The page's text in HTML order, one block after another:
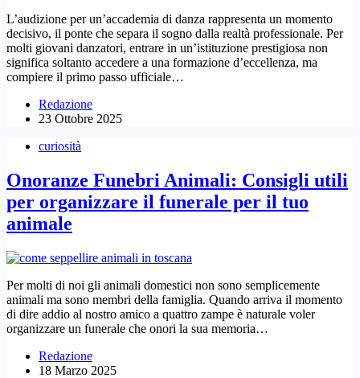
L’audizione per un’accademia di danza rappresenta un momento
decisivo, il ponte che separa il sogno dalla realtà professionale. Per
molti giovani danzatori, entrare in un’istituzione prestigiosa non
significa soltanto accedere a una formazione d’eccellenza, ma
compiere il primo passo ufficiale…
Redazione
23 Ottobre 2025
curiosità
Onoranze Funebri Animali: Consigli utili
per organizzare il funerale per il tuo
animale
Per molti di noi gli animali domestici non sono semplicemente
animali ma sono membri della famiglia. Quando arriva il momento
di dire addio al nostro amico a quattro zampe è naturale voler
organizzare un funerale che onori la sua memoria…
Redazione
18 Marzo 2025